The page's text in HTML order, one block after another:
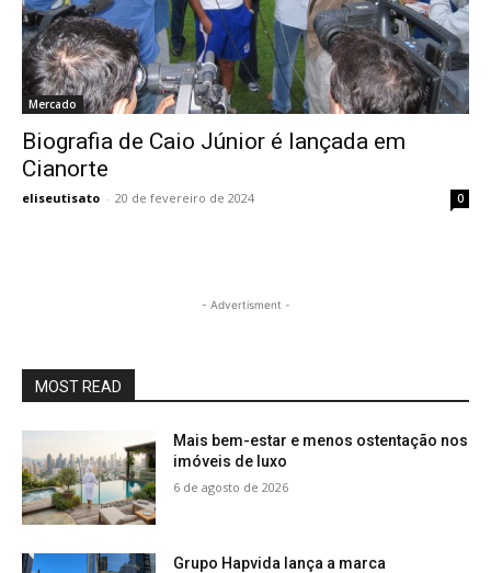
Mercado
Biografia de Caio Júnior é lançada em
Cianorte
eliseutisato - 20 de fevereiro de 2024 0
- Advertisment -
MOST READ
Mais bem-estar e menos ostentação nos
imóveis de luxo
6 de agosto de 2026
Grupo Hapvida lança a marca